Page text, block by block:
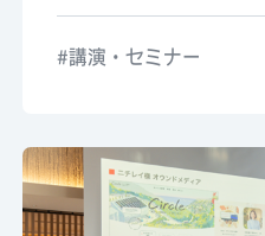
講演・セミナー